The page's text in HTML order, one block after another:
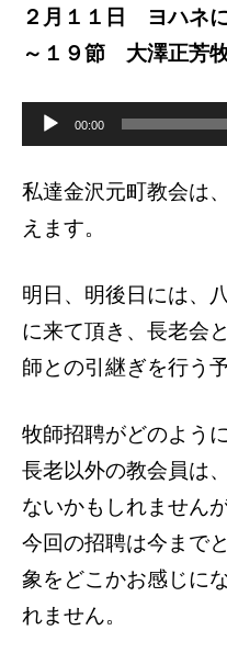
２月１１日 ヨハネ
～１９節 大澤正芳
ヤ
ー
00:00
私達金沢元町教会は
えます。
明日、明後日には、
に来て頂き、長老会
師との引継ぎを行う
牧師招聘がどのよう
長老以外の教会員は
ないかもしれません
今回の招聘は今まで
象をどこかお感じに
れません。